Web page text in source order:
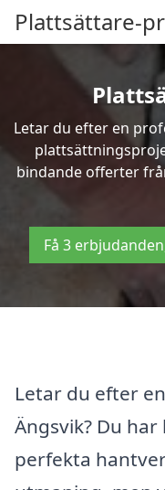
Plattsättare-
Letar du efter en
bindande offerter
Få 3
Letar du efter
Ängsvik? Du
perfekta